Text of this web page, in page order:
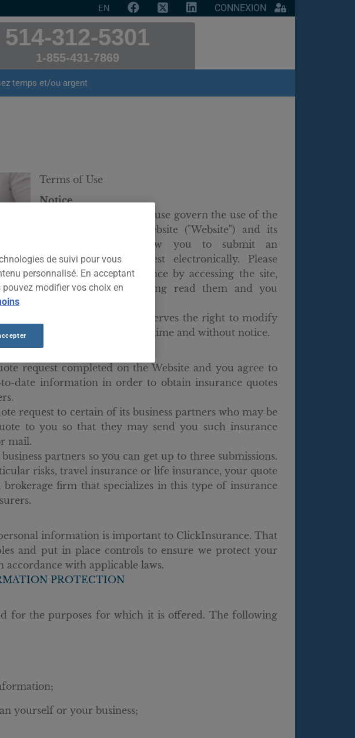
EN CONNEXION
514-312-5301
1-855-431-7869
temps et/ou argent
Terms of Use
Notice
The following terms of use govern the use of the
ClickInsurance.com website ("Website") and its
applications that allow you to submit an
insurance quote request electronically. Please
read them carefully since by accessing the site,
you acknowledge having read them and you
ClickInsurance.com reserves the right to modify
these conditions at any time and without notice.
request completed on the Website and you agree to
date information in order to obtain insurance quotes
request to certain of its business partners who may be
to you so that they may send you such insurance
mail.
partners so you can get up to three submissions.
risks, travel insurance or life insurance, your quote
firm that specializes in this type of insurance
information is important to ClickInsurance. That
and put in place controls to ensure we protect your
with applicable laws.
PROTECTION
for the purposes for which it is offered. The following
yourself or your business;
de suivi pour vous
personnalisé. En acceptant
modifier vos choix en